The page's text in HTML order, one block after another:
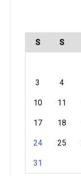
S S
3 4
10 11
17 18
24 25
31